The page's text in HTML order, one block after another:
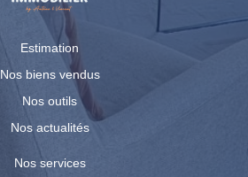
Estimation
Nos biens vendus
Nos outils
Nos actualités
Nos services